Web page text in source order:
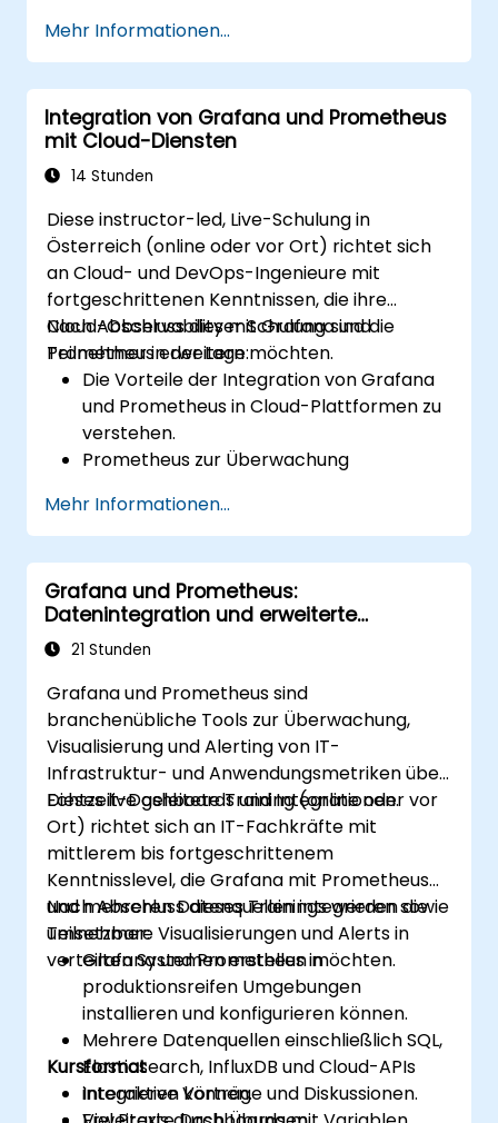
Einfache Datenquellen und Dashboards in
Grafana einzurichten.
Systemmetriken zu überwachen und
Daten mit Prometheus zu visualisieren.
Mehr Informationen...
Integration von Grafana und Prometheus
mit Cloud-Diensten
14 Stunden
Diese instructor-led, Live-Schulung in
Österreich (online oder vor Ort) richtet sich
an Cloud- und DevOps-Ingenieure mit
fortgeschrittenen Kenntnissen, die ihre
Cloud-Observability mit Grafana und
Prometheus erweitern möchten.
Nach Abschluss dieser Schulung sind die
Teilnehmer in der Lage:
Die Vorteile der Integration von Grafana
und Prometheus in Cloud-Plattformen zu
verstehen.
Prometheus zur Überwachung
Grafana für die Visualisierung von
Metriken aus Cloud-Diensten zu
konfigurieren.
Cloud-native Tools und Integrationen zur
Skalierbarkeit des Monitorings zu nutzen.
Mehr Informationen...
Grafana und Prometheus:
Datenintegration und erweiterte
Visualisierung
21 Stunden
Grafana und Prometheus sind
branchenübliche Tools zur Überwachung,
Visualisierung und Alerting von IT-
Infrastruktur- und Anwendungsmetriken über
Echtzeit-Dashboards und Integrationen.
Dieses live geleitete Training (online oder vor
Ort) richtet sich an IT-Fachkräfte mit
mittlerem bis fortgeschrittenem
Kenntnisslevel, die Grafana mit Prometheus
und mehreren Datenquellen integrieren sowie
umsetzbare Visualisierungen und Alerts in
verteilten Systemen erstellen möchten.
Nach Abschluss dieses Trainings werden die
Teilnehmer:
Grafana und Prometheus in
produktionsreifen Umgebungen
installieren und konfigurieren können.
Mehrere Datenquellen einschließlich SQL,
Elasticsearch, InfluxDB und Cloud-APIs
integrieren können.
Kursformat
Interaktive Vorträge und Diskussionen.